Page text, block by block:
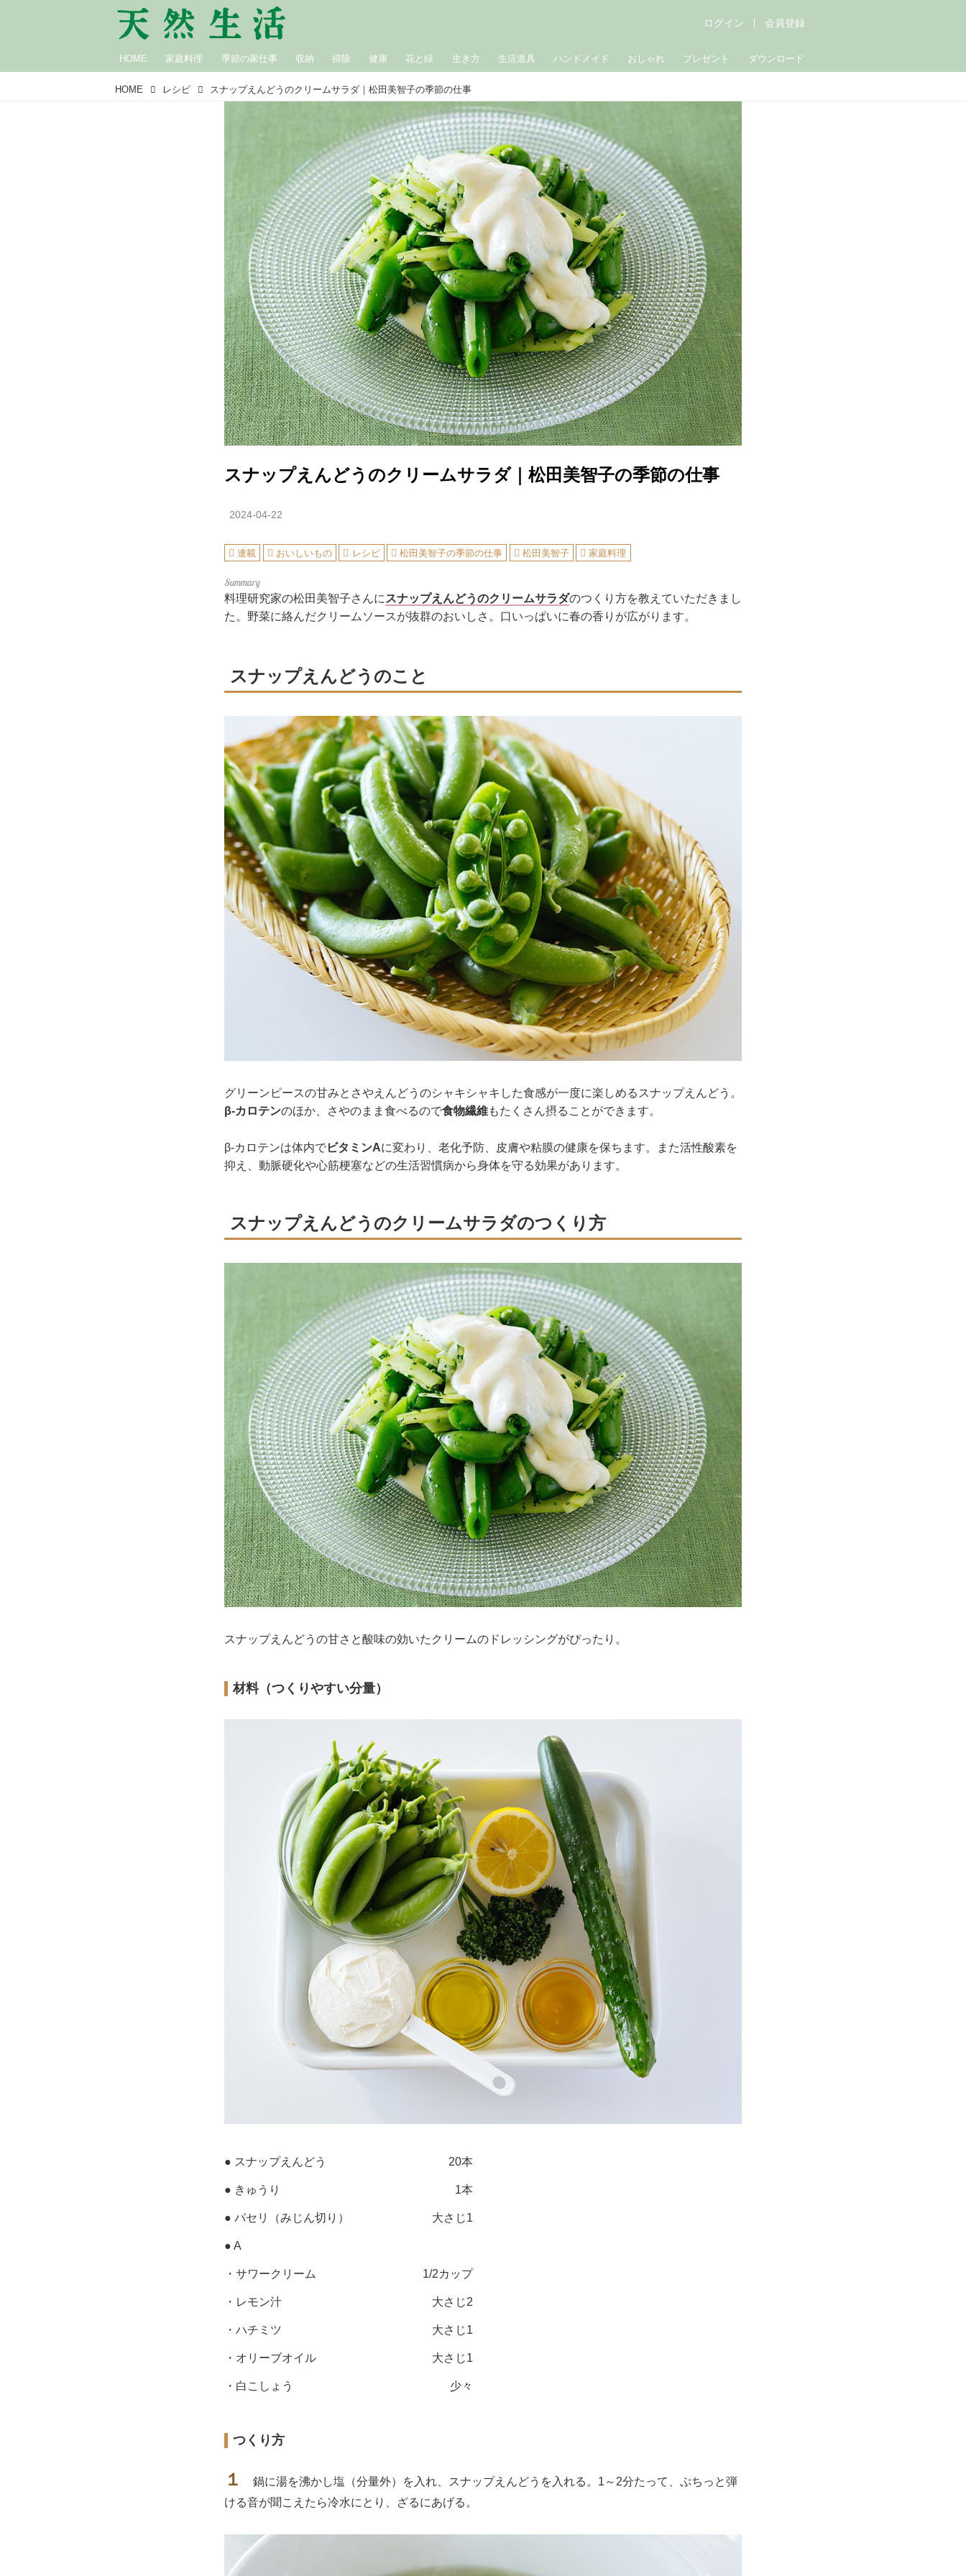
HOME 家庭料理 季節の家仕事 収納 掃除 健康 花と緑 生き方 生活道具 ハンドメイド おしゃれ プレゼント ダウンロード
ログイン 会員登録
HOME レシピ スナップえんどうのクリームサラダ｜松田美智子の季節の仕事
スナップえんどうのクリームサラダ｜松田美智子の季節の仕事
2024-04-22
連載 おいしいもの レシピ 松田美智子の季節の仕事 松田美智子 家庭料理
料理研究家の松田美智子さんに スナップえんどうのクリームサラダのつくり方を教えていただきまし
た。野菜に絡んだクリームソースが抜群のおいしさ。口いっぱいに春の香りが広がります。
スナップえんどうのこと
グリーンピースの甘みとさやえんどうのシャキシャキした食感が一度に楽しめるスナップえんどう。
β-カロテンのほか、さやのまま食べるので食物繊維もたくさん摂ることができます。
β-カロテンは体内でビタミンAに変わり、老化予防、皮膚や粘膜の健康を保ちます。また活性酸素を
抑え、動脈硬化や心筋梗塞などの生活習慣病から身体を守る効果があります。
スナップえんどうのクリームサラダのつくり方
スナップえんどうの甘さと酸味の効いたクリームのドレッシングがぴったり。
材料（つくりやすい分量）
● スナップえんどう 20本
● きゅうり 1本
● パセリ（みじん切り） 大さじ1
● A
・サワークリーム 1/2カップ
・レモン汁 大さじ2
・ハチミツ 大さじ1
・オリーブオイル 大さじ1
・白こしょう 少々
つくり方
１
鍋に湯を沸かし塩（分量外）を入れ、スナップえんどうを入れる。1～2分たって、ぷちっと弾
ける音が聞こえたら冷水にとり、ざるにあげる。